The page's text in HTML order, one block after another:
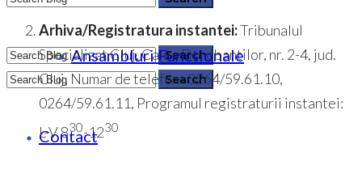
0364 146 512
0364 146 512
Ansambluri Functionale
Contact
Arhiva/Registratura instantei:Tribunalul
Specializat Cluj, Calea Dorobantilor, nr. 2-4, jud.
Cluj, Numar de telefon : 0264/59.61.10,
0264/59.61.11, Programul registraturii instantei:
L-V 830-1230